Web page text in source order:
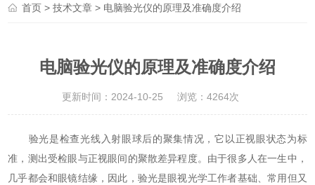
首页 >技术文章 > 电脑验光仪的原理及准确度介绍
电脑验光仪的原理及准确度介绍
更新时间：2024-10-25 浏览：4264次
验光是检查光线入射眼球后的聚集情况，它以正视眼状态为标
准，测出受检眼与正视眼间的聚散差异程度。由于很多人在一生中，
几乎都会和眼镜结缘，因此，验光是眼视光学工作者基础、常用但又